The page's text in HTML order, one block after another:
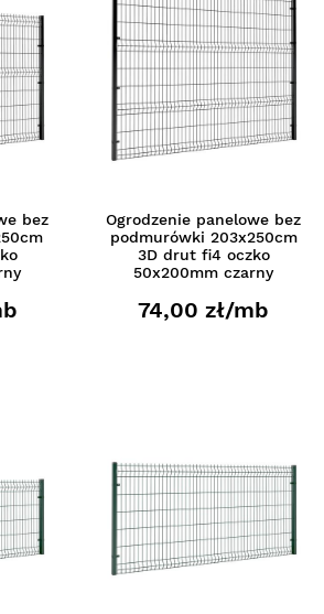
bez
Ogrodzenie panelowe bez
podmurówki 203x250cm
3D drut fi4 oczko
50x200mm czarny
74,00 zł/mb